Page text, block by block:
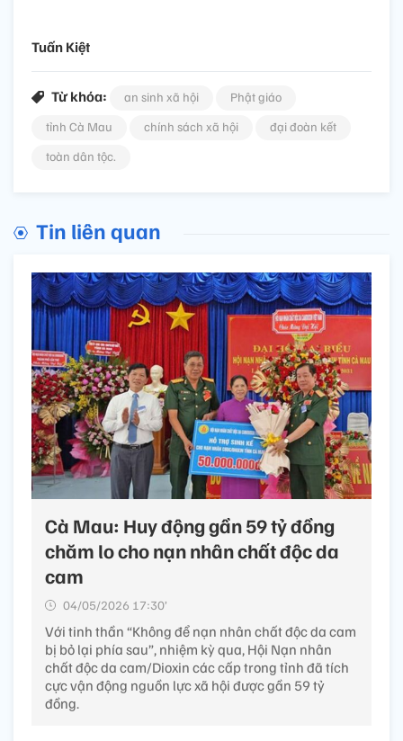
Tuấn Kiệt
Từ khóa: an sinh xã hội
Phật giáo
tỉnh Cà Mau
chính sách xã hội
đại đoàn kết
toàn dân tộc.
Tin liên quan
Cà Mau: Huy động gần 59 tỷ đồng
chăm lo cho nạn nhân chất độc da
cam
04/05/2026 17:30’
Với tinh thần “Không để nạn nhân chất độc da cam
bị bỏ lại phía sau”, nhiệm kỳ qua, Hội Nạn nhân
chất độc da cam/Dioxin các cấp trong tỉnh đã tích
cực vận động nguồn lực xã hội được gần 59 tỷ
đồng.